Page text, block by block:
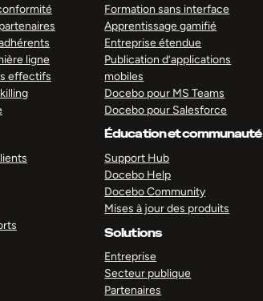
ligne
effectifs
Formation sans interface
Apprentissage gamifié
Entreprise étendue
Publication d’applications
mobiles
Docebo pour MS Teams
Docebo pour Salesforce
Éducation et communauté
Support Hub
Docebo Help
Docebo Community
Mises à jour des produits
Solutions
Entreprise
Secteur publique
Partenaires